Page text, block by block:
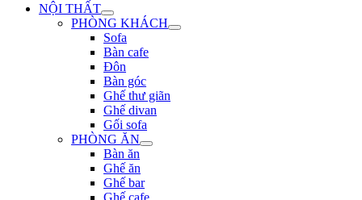
NỘI THẤT
PHÒNG KHÁCH
Sofa
Bàn cafe
Đôn
Bàn góc
Ghế thư giãn
Ghế divan
Gối sofa
PHÒNG ĂN
Bàn ăn
Ghế ăn
Ghế bar
Ghế cafe